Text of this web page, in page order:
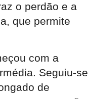
o perdão e a
que permite
com a
Seguiu-se
de